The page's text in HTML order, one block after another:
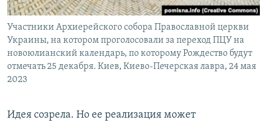
Участники Архиерейского собора Православной церкви
Украины, на котором проголосовали за переход ПЦУ на
новоюлианский календарь, по которому Рождество будут
отмечать 25 декабря. Киев, Киево-Печерская лавра, 24 мая
2023
Идея созрела. Но ее реализация может